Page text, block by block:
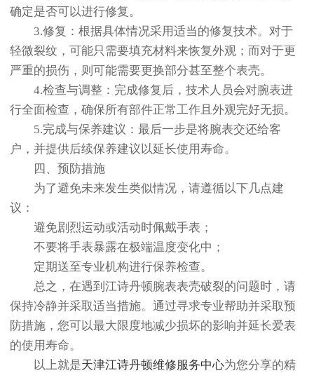
确定是否可以进行修复。
3.修复：根据具体情况采用适当的修复技术。对于
轻微裂纹，可能只需要填充材料来恢复外观；而对于更
严重的损伤，则可能需要更换部分甚至整个表壳。
4.检查与调整：完成修复后，技术人员会对腕表进
行全面检查，确保所有部件正常工作且外观完好无损。
5.完成与保养建议：最后一步是将腕表交还给客
户，并提供后续保养建议以延长使用寿命。
四、预防措施
为了避免未来发生类似情况，请遵循以下几点建
议：
避免剧烈运动或活动时佩戴手表；
不要将手表暴露在极端温度变化中；
定期送至专业机构进行保养检查。
总之，在遇到江诗丹顿腕表表壳破裂的问题时，请
保持冷静并采取适当措施。通过寻求专业帮助并采取预
防措施，您可以最大限度地减少损坏的影响并延长爱表
的使用寿命。
以上就是天津江诗丹顿维修服务中心为您分享的精